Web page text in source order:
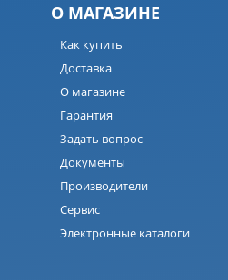
О МАГАЗИНЕ
Как купить
Доставка
О магазине
Гарантия
Задать вопрос
Документы
Производители
Сервис
Электронные каталоги